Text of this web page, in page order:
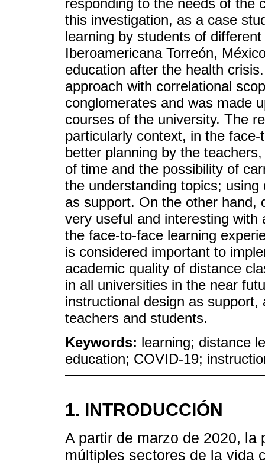
responding to the needs of the
this investigation, as a case
learning by students of
Iberoamericana Torreón,
education after the health
approach with correlational
conglomerates and was made
courses of the university. The
particularly context, in the
better planning by the
of time and the possibility of
the understanding topics;
as support. On the other hand,
very useful and interesting with
the face-to-face learning
is considered important to
academic quality of distance
in all universities in the near
instructional design as
teachers and students.
Keywords: learning; distance
education; COVID-19;
1. INTRODUCCIÓN
A partir de marzo de 2020, la
múltiples sectores de la vida